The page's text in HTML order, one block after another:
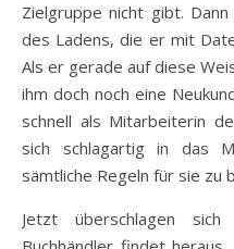
Zielgruppe nicht gibt.
des Ladens, die er mit
Als er gerade auf diese
ihm doch noch eine
schnell als Mitarbeiterin
sich schlagartig in das
sämtliche Regeln für sie zu
Jetzt überschlagen